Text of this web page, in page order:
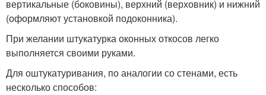
вертикальные (боковины), верхний (верховник) и нижний
(оформляют установкой подоконника).
При желании штукатурка оконных откосов легко
выполняется своими руками.
Для оштукатуривания, по аналогии со стенами, есть
несколько способов: